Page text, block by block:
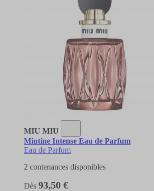
MIU MIU
Miutine Intense Eau de Parfum
Eau de Parfum
2 contenances disponibles
Dès 93,50 €